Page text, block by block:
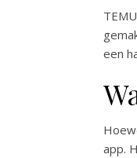
een
app.